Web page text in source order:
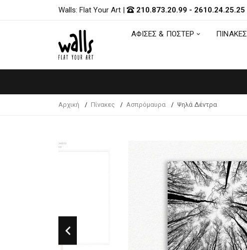
ΑΦΙΣΕΣ & ΠΟΣΤΕΡ ΠΙΝΑΚΕΣ
Walls: Flat Your Art | 210.873.20.99 - 2610.24.25.25
ΑΦΙΣΕΣ & ΠΟΣΤΕΡ ΠΙΝΑΚΕΣ
Αρχική Πίνακες Ασπρόμαυρα Ψηλά Δέντρα